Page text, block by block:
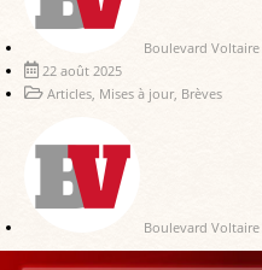
Boulevard Voltaire
22 août 2025
Articles, Mises à jour, Brèves
Boulevard Voltaire